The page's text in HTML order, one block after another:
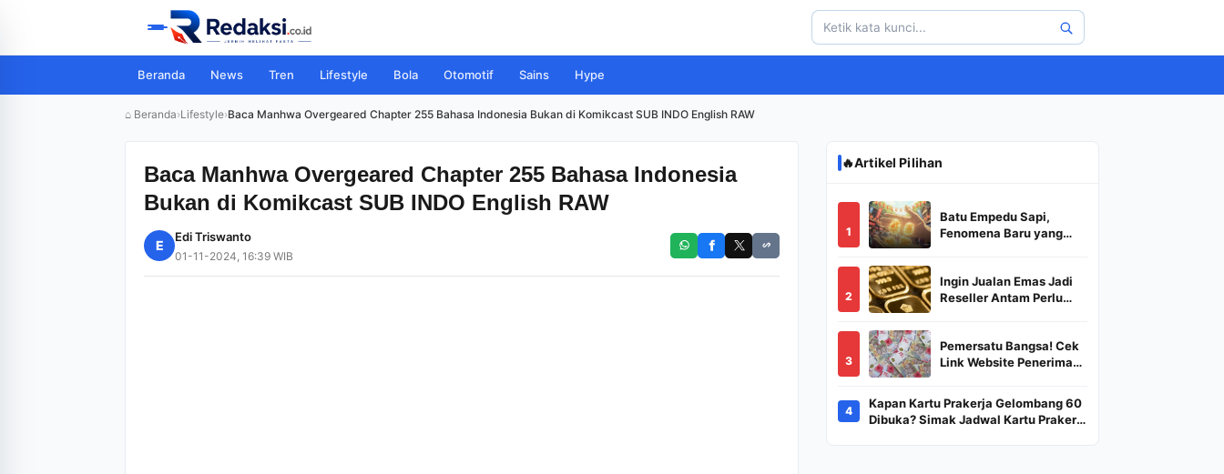
Beranda News Tren Lifestyle Bola Otomotif Sains Hype
⌂ Beranda›Lifestyle›Baca Manhwa Overgeared Chapter 255 Bahasa Indonesia Bukan di Komikcast SUB INDO English RAW
Baca Manhwa Overgeared Chapter 255 Bahasa Indonesia
Bukan di Komikcast SUB INDO English RAW
E
Edi Triswanto
01-11-2024, 16:39 WIB
🔥Artikel Pilihan
1
Batu Empedu Sapi,
Fenomena Baru yang
2
Ingin Jualan Emas Jadi
Reseller Antam Perlu
Bagaimana
Prosedurnya?
3
Pemersatu Bangsa! Cek
Link Website Penerima
Dana Rp600 Ribu Rupiah
4
Kapan Kartu Prakerja Gelombang 60
Dibuka? Simak Jadwal Kartu Prakerja